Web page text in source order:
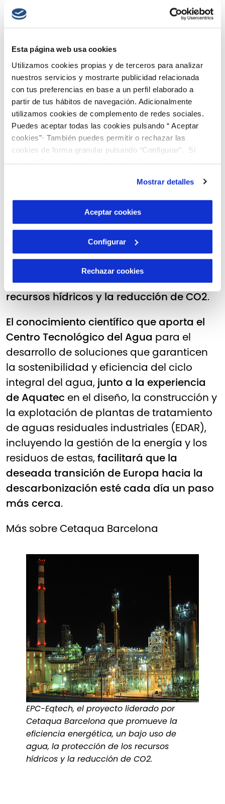
Esta página web usa cookies
Utilizamos cookies propias y de terceros para analizar
nuestros servicios y mostrarte publicidad relacionada
con tus preferencias en base a un perfil elaborado a
partir de tus hábitos de navegación. Adicionalmente
utilizamos cookies de complemento de redes sociales.
Puedes aceptar todas las cookies pulsando “ Aceptar
cookies”· También puedes permitir o rechazar las
cookies de forma granular pulsando “Configurar”. Si
pulsas “Rechazar cookies”, equivaldrá a rechazar la
son indispensables para que el sitio web funcione y que
por tanto no se pueden desactivar. Puedes consultar
más información en nuestraPolítica de Cookies
Mostrar detalles
Aceptar cookies
Configurar
Rechazar cookies
EPC-Eqtech, el proyecto liderado por
Cetaqua Barcelona que promueve la
eficiencia energética, un bajo uso de
agua, la protección de los recursos
hídricos y la reducción de CO2.
materiales y del estudio relativo a normas
de seguridad específicas. Este consorcio
comercial necesarias para finalizar el
desarrollo de esta tecnología, establecer
diferentes modelos de negocio para su
escalado a otras refinerías y facilitar así
su entrada al mercado.
Conocimiento científico y experiencia en
industria para combatir el cambio
climático
reconsiderar la forma de proteger los
recursos hídricos y el medio ambiente.
Cetaqua y Aquatec buscan responder a
este reto global conuna solución que
promueve la eficiencia energética, un
bajo uso de agua, la protección de los
recursos hídricos y la reducción de CO2.
El conocimiento científico que aporta el
Centro Tecnológico del Agua para el
desarrollo de soluciones que garanticen
la sostenibilidad y eficiencia del ciclo
integral del agua, junto a la experiencia
de Aquatec en el diseño, la construcción y
la explotación de plantas de tratamiento
de aguas residuales industriales (EDAR),
incluyendo la gestión de la energía y los
residuos de estas,facilitará que la
deseada transición de Europa hacia la
descarbonización esté cada día un paso
más cerca.
Más sobre Cetaqua Barcelona